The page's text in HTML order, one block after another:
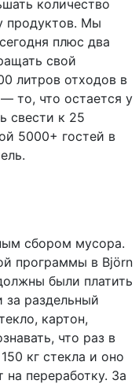
количество
продуктов. Мы
плюс два
свой
литров отходов в
то, что остается у
свести к 25
5000+ гостей в
сбором мусора.
программы в Björn
были платить
за раздельный
картон,
что раз в
кг стекла и оно
на переработку. За